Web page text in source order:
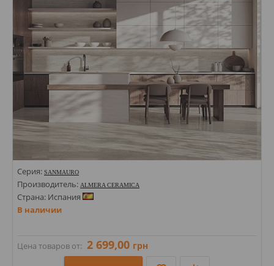
Серия: SANMAURO
Производитель: ALMERA CERAMICA
Страна: Испания
В наличии
Цена товаров от: 2 699,00 грн